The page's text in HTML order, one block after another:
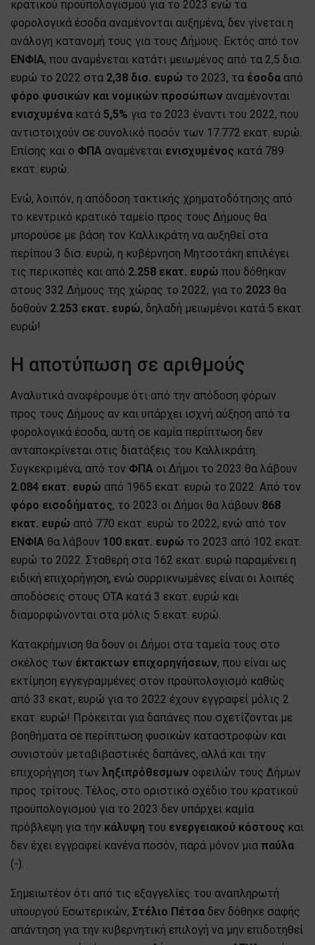
κρατικού προϋπολογισμού για το 2023 ενώ τα
φορολογικά έσοδα αναμένονται αυξημένα, δεν γίνεται η
ανάλογη κατανομή τους για τους Δήμους. Εκτός από τον
ΕΝΦΙΑ, που αναμένεται κατάτι μειωμένος από τα 2,5 δισ.
ευρώ το 2022 στα 2,38 δισ. ευρώ το 2023, τα έσοδα από
φόρο φυσικών και νομικών προσώπων αναμένονται
ενισχυμένα κατά 5,5% για το 2023 έναντι του 2022, που
αντιστοιχούν σε συνολικό ποσόν των 17.772 εκατ. ευρώ.
Επίσης και ο ΦΠΑ αναμένεται ενισχυμένος κατά 789
εκατ. ευρώ.
Ενώ, λοιπόν, η απόδοση τακτικής χρηματοδότησης από
το κεντρικό κρατικό ταμείο προς τους Δήμους θα
μπορούσε με βάση τον Καλλικράτη να αυξηθεί στα
περίπου 3 δισ. ευρώ, η κυβέρνηση Μητσοτάκη επιλέγει
τις περικοπές και από 2.258 εκατ. ευρώ που δόθηκαν
στους 332 Δήμους της χώρας το 2022, για το 2023 θα
δοθούν 2.253 εκατ. ευρώ, δηλαδή μειωμένοι κατά 5 εκατ.
ευρώ!
Η αποτύπωση σε αριθμούς
Αναλυτικά αναφέρουμε ότι από την απόδοση φόρων
προς τους Δήμους αν και υπάρχει ισχνή αύξηση από τα
φορολογικά έσοδα, αυτή σε καμία περίπτωση δεν
ανταποκρίνεται στις διατάξεις του Καλλικράτη.
Συγκεκριμένα, από τον ΦΠΑ οι Δήμοι το 2023 θα λάβουν
2.084 εκατ. ευρώ από 1965 εκατ. ευρώ το 2022. Από τον
φόρο εισοδήματος, το 2023 οι Δήμοι θα λάβουν 868
εκατ. ευρώ από 770 εκατ. ευρώ το 2022, ενώ από τον
ΕΝΦΙΑ θα λάβουν 100 εκατ. ευρώ το 2023 από 102 εκατ.
ευρώ το 2022. Σταθερή στα 162 εκατ. ευρώ παραμένει η
ειδική επιχορήγηση, ενώ συρρικνωμένες είναι οι λοιπές
αποδόσεις στους ΟΤΑ κατά 3 εκατ. ευρώ και
διαμορφώνονται στα μόλις 5 εκατ. ευρώ.
Κατακρήμνιση θα δουν οι Δήμοι στα ταμεία τους στο
σκέλος των έκτακτων επιχορηγήσεων, που είναι ως
εκτίμηση εγγεγραμμένες στον προϋπολογισμό καθώς
από 33 εκατ, ευρώ για το 2022 έχουν εγγραφεί μόλις 2
εκατ. ευρώ! Πρόκειται για δαπάνες που σχετίζονται με
βοηθήματα σε περίπτωση φυσικών καταστροφών και
συνιστούν μεταβιβαστικές δαπάνες, αλλά και την
επιχορήγηση των ληξιπρόθεσμων οφειλών τους Δήμων
προς τρίτους. Τέλος, στο οριστικό σχέδιο του κρατικού
προϋπολογισμού για το 2023 δεν υπάρχει καμία
πρόβλεψη για την κάλυψη του ενεργειακού κόστους και
δεν έχει εγγραφεί κανένα ποσόν, παρά μόνον μια παύλα
(-).
Σημειωτέον ότι από τις εξαγγελίες του αναπληρωτή
υπουργού Εσωτερικών, Στέλιο Πέτσα δεν δόθηκε σαφής
απάντηση για την κυβερνητική επιλογή να μην επιδοτηθεί